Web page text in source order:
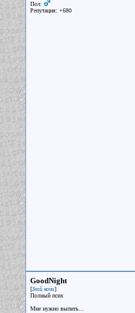
Пол:
Репутация: +680
GoodNight
[Злой ночи]
Полный псих
Мне нужно выпить...